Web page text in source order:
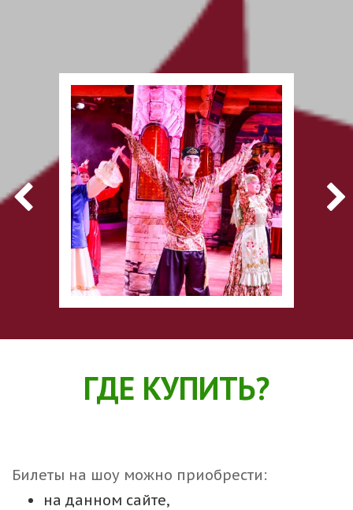
ГДЕ КУПИТЬ?
Билеты на шоу можно приобрести:
на данном сайте,